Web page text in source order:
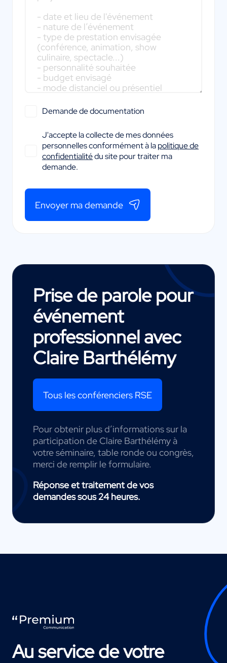
Demande de documentation
J'accepte la collecte de mes données
personnelles conformément à lapolitique de
confidentialitédu site pour traiter ma
demande.
Envoyer ma demande
Prise de parole pour
événement
professionnel avec
Claire Barthélémy
Tous les conférenciers RSE
Pour obtenir plus d’informations sur la
participation de Claire Barthélémy à
votre séminaire, table ronde ou congrès,
merci de remplir le formulaire.
Réponse et traitement de vos
demandes sous 24 heures.
Au service de votre